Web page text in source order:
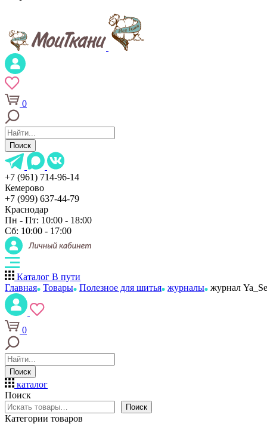
0
Поиск
+7 (961) 714-96-14
Кемерово
+7 (999) 637-44-79
Краснодар
Пн - Пт: 10:00 - 18:00
Сб: 10:00 - 17:00
Каталог В пути
Главная Товары Полезное для шитья журналы журнал
0
Поиск
каталог
Поиск
Поиск
Категории товаров